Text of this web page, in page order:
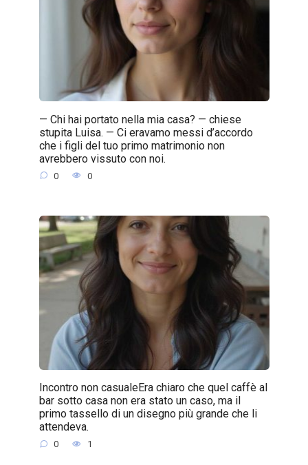
— Chi hai portato nella mia casa? — chiese
stupita Luisa. — Ci eravamo messi d’accordo
che i figli del tuo primo matrimonio non
avrebbero vissuto con noi.
0 0
Incontro non casualeEra chiaro che quel caffè al
bar sotto casa non era stato un caso, ma il
primo tassello di un disegno più grande che li
attendeva.
0 1